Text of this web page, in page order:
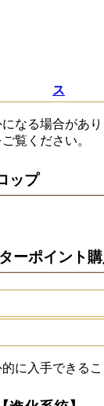
ス
なる場合があ
覧ください。
ップ
ーポイント
に入手できるこ